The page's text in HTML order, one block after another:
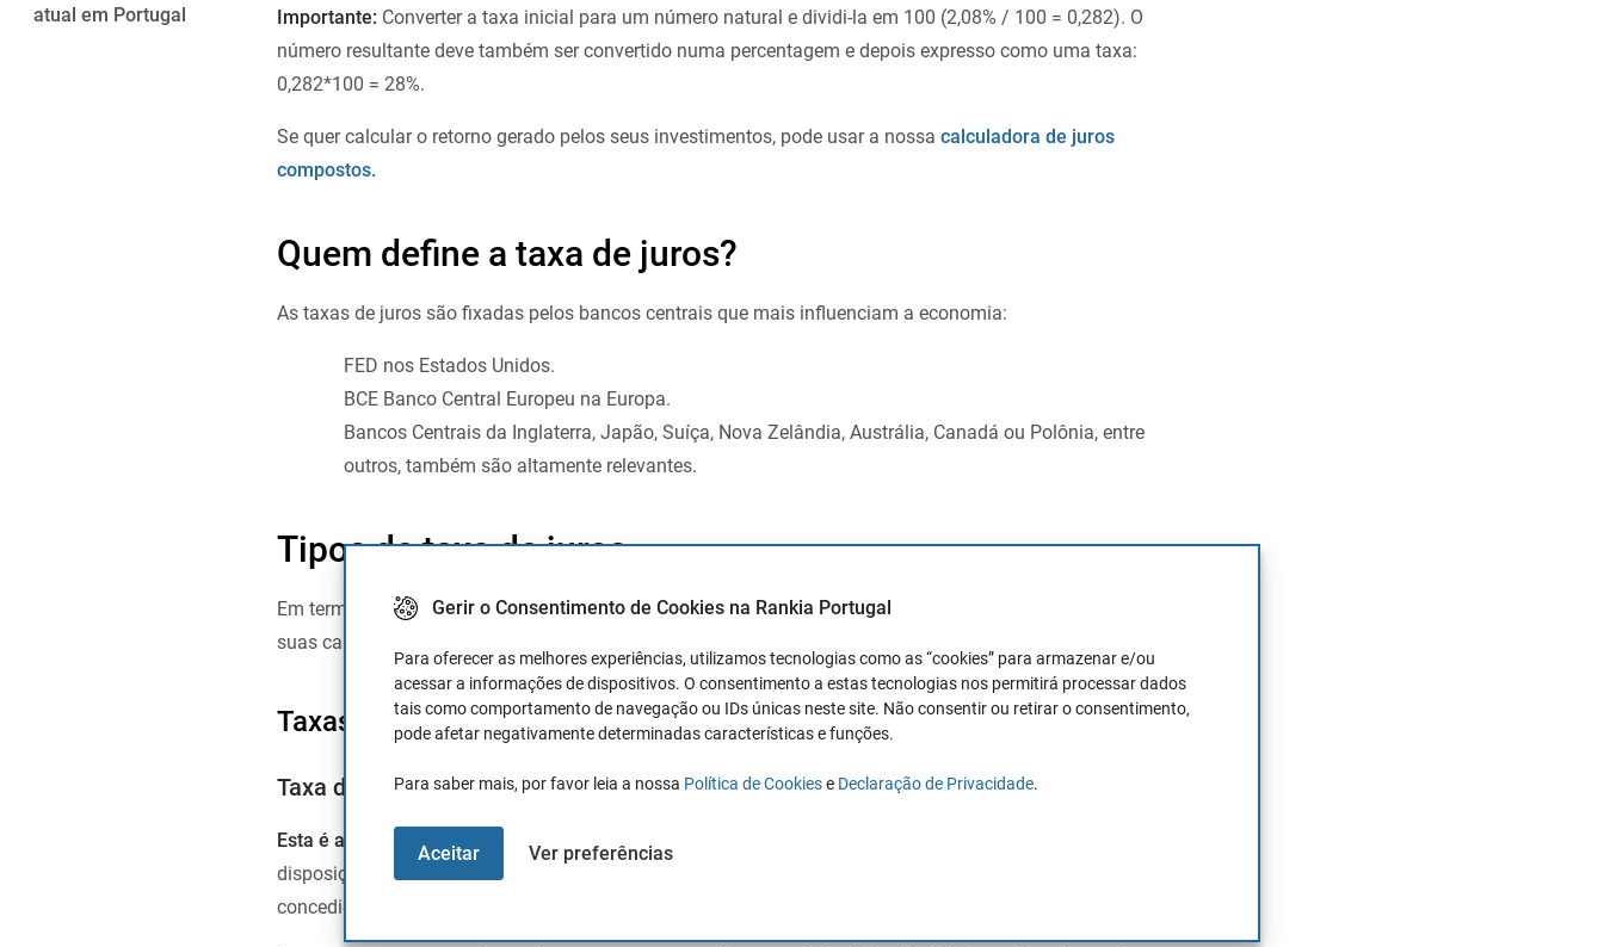
Gerir o Consentimento de Cookies na Rankia Portugal
Para oferecer as melhores experiências, utilizamos tecnologias como as “cookies” para armazenar e/ou
acessar a informações de dispositivos. O consentimento a estas tecnologias nos permitirá processar dados
tais como comportamento de navegação ou IDs únicas neste site. Não consentir ou retirar o consentimento,
pode afetar negativamente determinadas características e funções.
Para saber mais, por favor leia a nossa Política de Cookiese Declaração de Privacidade.
Aceitar Ver preferências
atual em Portugal
Importante: Converter a taxa inicial para um número natural e dividi-la em 100 (2,08% / 100 = 0,282). O
número resultante deve também ser convertido numa percentagem e depois expresso como uma taxa:
0,282*100 = 28%.
Se quer calcular o retorno gerado pelos seus investimentos, pode usar a nossa calculadora de juros
compostos.
Quem define a taxa de juros?
As taxas de juros são fixadas pelos bancos centrais que mais influenciam a economia:
FED nos Estados Unidos.
BCE Banco Central Europeu na Europa.
Bancos Centrais da Inglaterra, Japão, Suíça, Nova Zelândia, Austrália, Canadá ou Polônia, entre
outros, também são altamente relevantes.
Tipos de taxa de juros
Em termos dos tipos de taxas de juro que existem, fizemos uma repartição e explicação do que são e das
suas características:
Taxas de juro relacionadas com a banca
Taxa de juro do empréstimo
Esta é a percentagem – taxa de juro – que os bancos,
disposições do banco central do país ou do Banco Central Europeu, cobram pelos tipos de serviços de crédito
concedidos aos utilizadores. São definidas como taxas de empréstimo porque são a favor do banco.